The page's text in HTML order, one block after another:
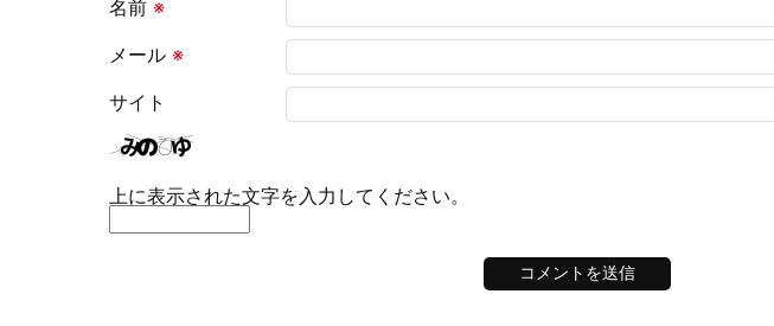
名前 ※
メール ※
サイト
上に表示された文字を入力してください。